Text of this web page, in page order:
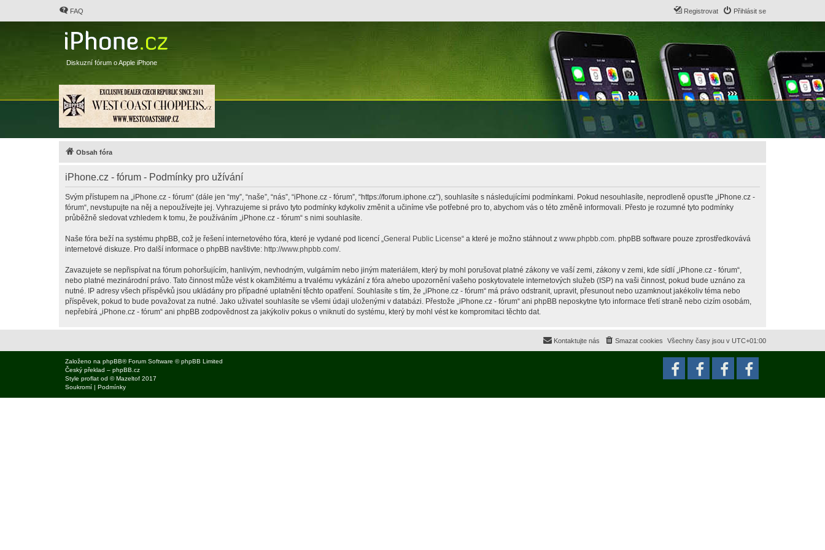
FAQ Přihlásit se
Registrovat
Diskuzní fórum o Apple iPhone
Obsah fóra
iPhone.cz - fórum - Podmínky pro užívání
Svým přístupem na „iPhone.cz - fórum“ (dále jen “my”, “naše”, “nás”, “iPhone.cz - fórum”, “https://forum.iphone.cz”), souhlasíte s následujícími podmínkami. Pokud nesouhlasíte, neprodleně opusťte „iPhone.cz -
fórum“, nevstupujte na něj a nepoužívejte jej. Vyhrazujeme si právo tyto podmínky kdykoliv změnit a učiníme vše potřebné pro to, abychom vás o této změně informovali. Přesto je rozumné tyto podmínky
průběžně sledovat vzhledem k tomu, že používáním „iPhone.cz - fórum“ s nimi souhlasíte.
Naše fóra beží na systému phpBB, což je řešení internetového fóra, které je vydané pod licencí „General Public License“ a které je možno stáhnout z www.phpbb.com. phpBB software pouze zprostředkovává
internetové diskuze. Pro další informace o phpBB navštivte: http://www.phpbb.com/.
Zavazujete se nepřispívat na fórum pohoršujícím, hanlivým, nevhodným, vulgárním nebo jiným materiálem, který by mohl porušovat platné zákony ve vaší zemi, zákony v zemi, kde sídlí „iPhone.cz - fórum“,
nebo platné mezinárodní právo. Tato činnost může vést k okamžitému a trvalému vykázání z fóra a/nebo upozornění vašeho poskytovatele internetových služeb (ISP) na vaši činnost, pokud bude uznáno za
nutné. IP adresy všech příspěvků jsou ukládány pro případné uplatnění těchto opatření. Souhlasíte s tím, že „iPhone.cz - fórum“ má právo odstranit, upravit, přesunout nebo uzamknout jakékoliv téma nebo
příspěvek, pokud to bude považovat za nutné. Jako uživatel souhlasíte se všemi údaji uloženými v databázi. Přestože „iPhone.cz - fórum“ ani phpBB neposkytne tyto informace třetí straně nebo cizím osobám,
nepřebírá „iPhone.cz - fórum“ ani phpBB zodpovědnost za jakýkoliv pokus o vniknutí do systému, který by mohl vést ke kompromitaci těchto dat.
Všechny časy jsou v UTC+01:00
Smazat cookies
Kontaktujte nás
Založeno na phpBB® Forum Software © phpBB Limited
Český překlad – phpBB.cz
Style proflat od ©Mazeltof 2017
Soukromí | Podmínky